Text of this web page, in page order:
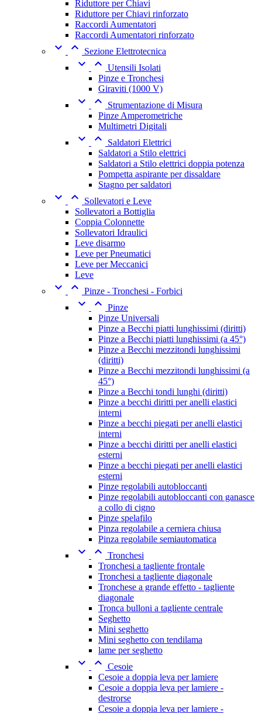
Riduttore per Chiavi
Riduttore per Chiavi rinforzato
Raccordi Aumentatori
Raccordi Aumentatori rinforzato
  Sezione Elettrotecnica
  Utensili Isolati
Pinze e Tronchesi
Giraviti (1000 V)
 
Strumentazione di Misura
Pinze Amperometriche
Multimetri Digitali
 
Saldatori Elettrici
Saldatori a Stilo elettrici
Saldatori a Stilo elettrici doppia potenza
Pompetta aspirante per dissaldare
Stagno per saldatori
 
Sollevatori e Leve
Sollevatori a Bottiglia
Coppia Colonnette
Sollevatori Idraulici
Leve disarmo
Leve per Pneumatici
Leve per Meccanici
Leve
  Pinze - Tronchesi - Forbici
  Pinze
Pinze Universali
Pinze a Becchi piatti lunghissimi (diritti)
Pinze a Becchi piatti lunghissimi (a 45°)
Pinze a Becchi mezzitondi lunghissimi
(diritti)
Pinze a Becchi mezzitondi lunghissimi (a
45°)
Pinze a Becchi tondi lunghi (diritti)
Pinze a becchi diritti per anelli elastici
interni
Pinze a becchi piegati per anelli elastici
interni
Pinze a becchi diritti per anelli elastici
esterni
Pinze a becchi piegati per anelli elastici
esterni
Pinze regolabili autobloccanti
Pinze regolabili autobloccanti con ganasce
a collo di cigno
Pinze spelafilo
Pinza regolabile a cerniera chiusa
Pinza regolabile semiautomatica
  Tronchesi
Tronchesi a tagliente frontale
Tronchesi a tagliente diagonale
Tronchese a grande effetto - tagliente
diagonale
Tronca bulloni a tagliente centrale
Seghetto
Mini seghetto
Mini seghetto con tendilama
lame per seghetto
  Cesoie
Cesoie a doppia leva per lamiere
Cesoie a doppia leva per lamiere -
destrorse
Cesoie a doppia leva per lamiere -